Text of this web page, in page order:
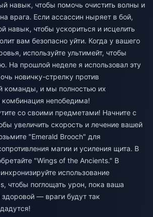
навык, чтобы помочь очистить волны и
врага. Если ассассин ныряет в бой,
навык, чтобы ускориться и исцелить
вам безопасно уйти. Когда у вашего
используйте ультимейт, чтобы
На прошлой неделе я использовал эту
новичку-стрелку против
команды, и мы полностью их
непобедима!
со своими предметами! Начните с
увеличить скорость и лечение вашей
"Emerald Brooch" для
магии и усиления щита. В
"Wings of the Ancients." В
использование
чтобы поглощать урон, пока ваша
— враги будут так